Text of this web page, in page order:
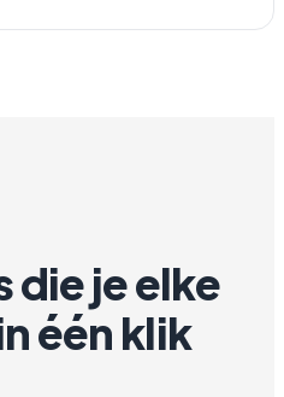
die je elke
één klik